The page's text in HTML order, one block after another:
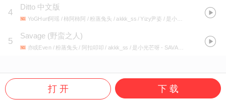
4
Ditto 中文版
YoGHurt阿瑶 / 柿阿柿阿 / 粉蒸兔头 / akkk_ss / Yizy尹姿 / 是小光芒呀 - Ditto 中文
5
Savage (野蛮之人)
亦或Even / 粉蒸兔头 / 阿扣叩叩 / akkk_ss / 是小光芒呀 - SAVAGE
打 开 下 载